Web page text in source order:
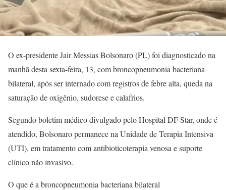
O ex-presidente Jair Messias Bolsonaro (PL) foi diagnosticado na
manhã desta sexta-feira, 13, com broncopneumonia bacteriana
bilateral, após ser internado com registros de febre alta, queda na
saturação de oxigênio, sudorese e calafrios.
Segundo boletim médico divulgado pelo Hospital DF Star, onde é
atendido, Bolsonaro permanece na Unidade de Terapia Intensiva
(UTI), em tratamento com antibioticoterapia venosa e suporte
clínico não invasivo.
O que é a broncopneumonia bacteriana bilateral